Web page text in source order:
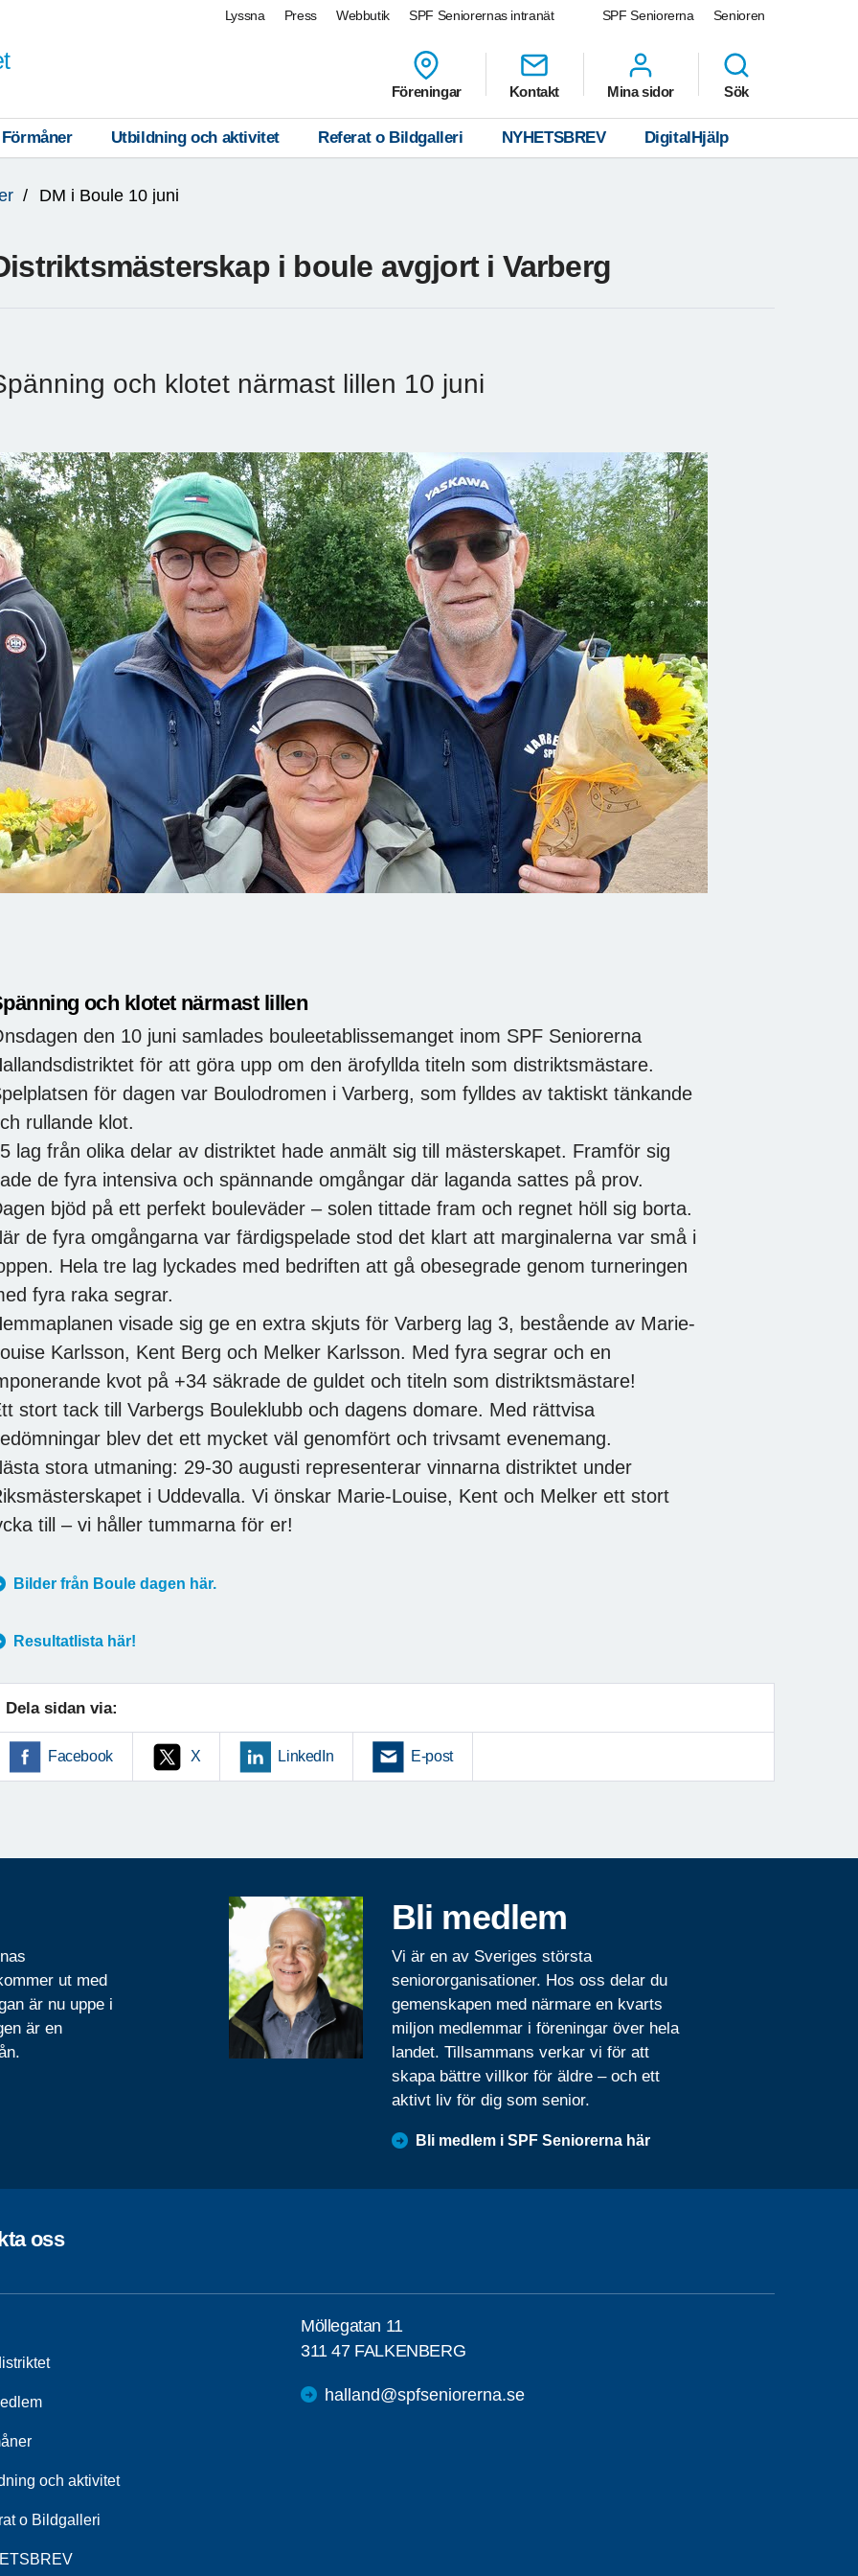
SPF Seniorerna Senioren
Lyssna Press Webbutik SPF Seniorernas intranät
Föreningar Kontakt Mina sidor Sök
Förmåner Utbildning och aktivitet Referat o Bildgalleri NYHETSBREV DigitalHjälp
DM i Boule 10 juni
i boule avgjort i Varberg
och klotet närmast lillen 10 juni
och klotet närmast lillen
den 10 juni samlades bouleetablissemanget inom SPF Seniorerna
för att göra upp om den ärofyllda titeln som distriktsmästare.
för dagen var Boulodromen i Varberg, som fylldes av taktiskt tänkande
rullande klot.
lag från olika delar av distriktet hade anmält sig till mästerskapet. Framför sig
de fyra intensiva och spännande omgångar där laganda sattes på prov.
bjöd på ett perfekt bouleväder – solen tittade fram och regnet höll sig borta.
de fyra omgångarna var färdigspelade stod det klart att marginalerna var små i
Hela tre lag lyckades med bedriften att gå obesegrade genom turneringen
fyra raka segrar.
visade sig ge en extra skjuts för Varberg lag 3, bestående av Marie-
Karlsson, Kent Berg och Melker Karlsson. Med fyra segrar och en
kvot på +34 säkrade de guldet och titeln som distriktsmästare!
stort tack till Varbergs Bouleklubb och dagens domare. Med rättvisa
blev det ett mycket väl genomfört och trivsamt evenemang.
stora utmaning: 29-30 augusti representerar vinnarna distriktet under
i Uddevalla. Vi önskar Marie-Louise, Kent och Melker ett stort
till – vi håller tummarna för er!
Bilder från Boule dagen här.
Resultatlista här!
Dela sidan via:
Facebook X LinkedIn E-post
ut med
är nu uppe i
är en
Bli medlem
Vi är en av Sveriges största
seniororganisationer. Hos oss delar du
gemenskapen med närmare en kvarts
miljon medlemmar i föreningar över hela
landet. Tillsammans verkar vi för att
skapa bättre villkor för äldre – och ett
aktivt liv för dig som senior.
Bli medlem i SPF Seniorerna här
oss
och aktivitet
o Bildgalleri
Möllegatan 11
311 47 FALKENBERG
halland@spfseniorerna.se